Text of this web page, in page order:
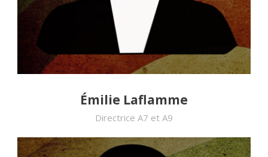
Émilie Laflamme
Directrice A7 et A9